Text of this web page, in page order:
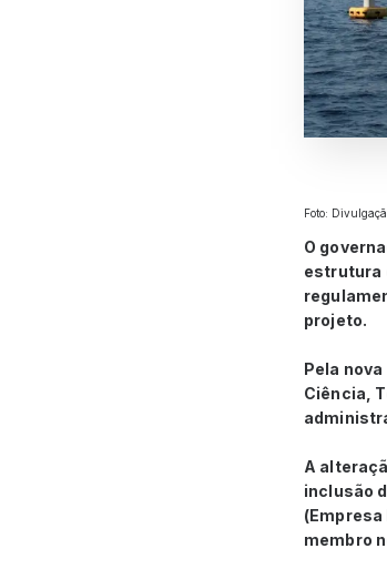
Foto:
O
estrutura
projeto.
Pela
Ciência,
A
inclusão
membro